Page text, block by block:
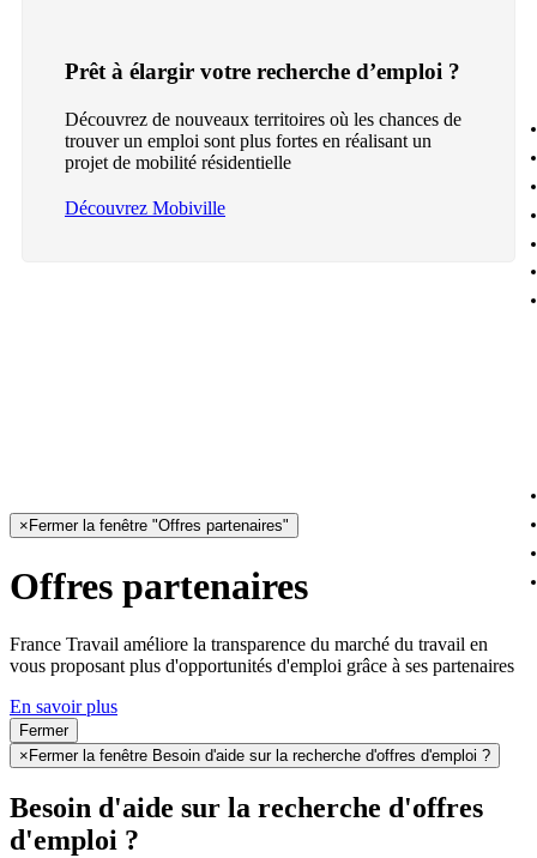
Prêt à élargir votre recherche d’emploi ?
Découvrez de nouveaux territoires où les chances de
trouver un emploi sont plus fortes en réalisant un
projet de mobilité résidentielle
Découvrez Mobiville
× Fermer la fenêtre "Offres partenaires"
Offres partenaires
France Travail améliore la transparence du marché du travail en
vous proposant plus d'opportunités d'emploi grâce à ses partenaires
En savoir plus
Fermer
× Fermer la fenêtre Besoin d'aide sur la recherche d'offres d'emploi ?
Besoin d'aide sur la recherche d'offres
d'emploi ?